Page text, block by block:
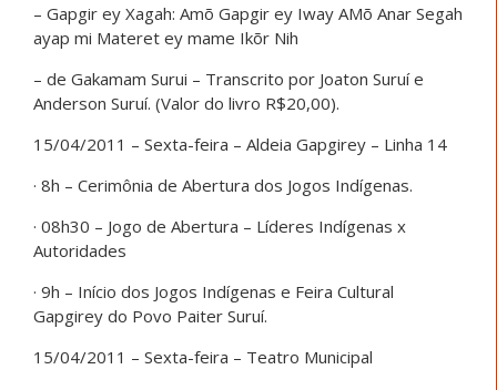
– Gapgir ey Xagah: Amõ Gapgir ey Iway AMõ Anar Segah
ayap mi Materet ey mame Ikõr Nih
– de Gakamam Surui – Transcrito por Joaton Suruí e
Anderson Suruí. (Valor do livro R$20,00).
15/04/2011 – Sexta-feira – Aldeia Gapgirey – Linha 14
· 8h – Cerimônia de Abertura dos Jogos Indígenas.
· 08h30 – Jogo de Abertura – Líderes Indígenas x
Autoridades
· 9h – Início dos Jogos Indígenas e Feira Cultural
Gapgirey do Povo Paiter Suruí.
15/04/2011 – Sexta-feira – Teatro Municipal